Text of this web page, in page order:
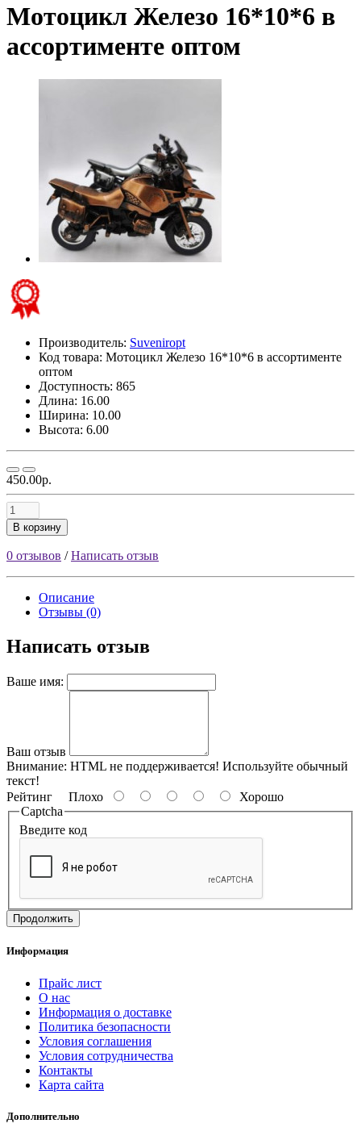
Мотоцикл Железо 16*10*6 в
ассортименте оптом
Производитель: Suveniropt
Код товара: Мотоцикл Железо 16*10*6 в ассортименте
оптом
Доступность: 865
Длина: 16.00
Ширина: 10.00
Высота: 6.00
450.00р.
В корзину
0 отзывов /Написать отзыв
Описание
Отзывы (0)
Написать отзыв
Ваше имя:
Ваш отзыв
Внимание: HTML не поддерживается! Используйте обычный
текст!
Рейтинг Плохо
Хорошо
Captcha
Введите код
Продолжить
Информация
Прайс лист
О нас
Информация о доставке
Политика безопасности
Условия соглашения
Условия сотрудничества
Контакты
Карта сайта
Дополнительно